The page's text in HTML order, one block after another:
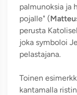
palmunoksia ja
pojalle" (
perusta
joka symboloi
pelastajana.
Toinen
kantamalla